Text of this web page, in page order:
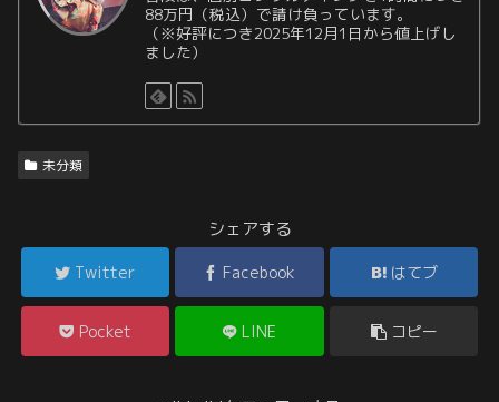
88万円（税込）で請け負っています。
（※好評につき2025年12月1日から値上げし
ました）
未分類
シェアする
Twitter Facebook はてブ
Pocket LINE コピー